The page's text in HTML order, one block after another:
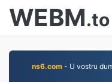
WEBM.to
ns6.com- U vostru